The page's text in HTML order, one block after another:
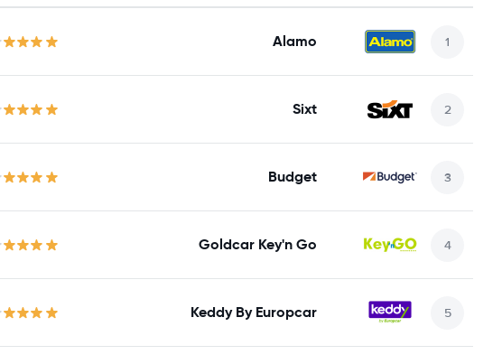
Alamo
Sixt
Budget
Goldcar Key'n Go
Keddy By Europcar